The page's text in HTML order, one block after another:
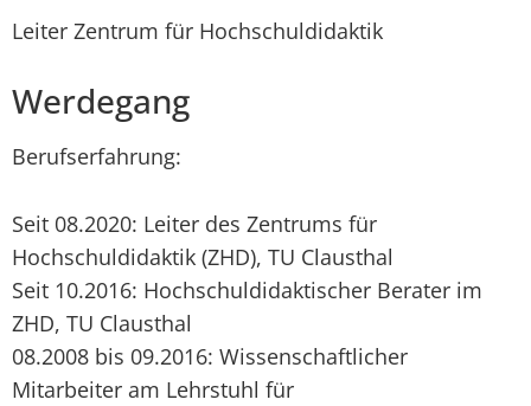
Leiter Zentrum für Hochschuldidaktik
Werdegang
Berufserfahrung:
Seit 08.2020: Leiter des Zentrums für
Hochschuldidaktik (ZHD), TU Clausthal
Seit 10.2016: Hochschuldidaktischer Berater im
ZHD, TU Clausthal
08.2008 bis 09.2016: Wissenschaftlicher
Mitarbeiter am Lehrstuhl für